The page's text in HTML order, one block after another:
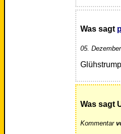
Was sagt
05.
Was sagt
Kommentar